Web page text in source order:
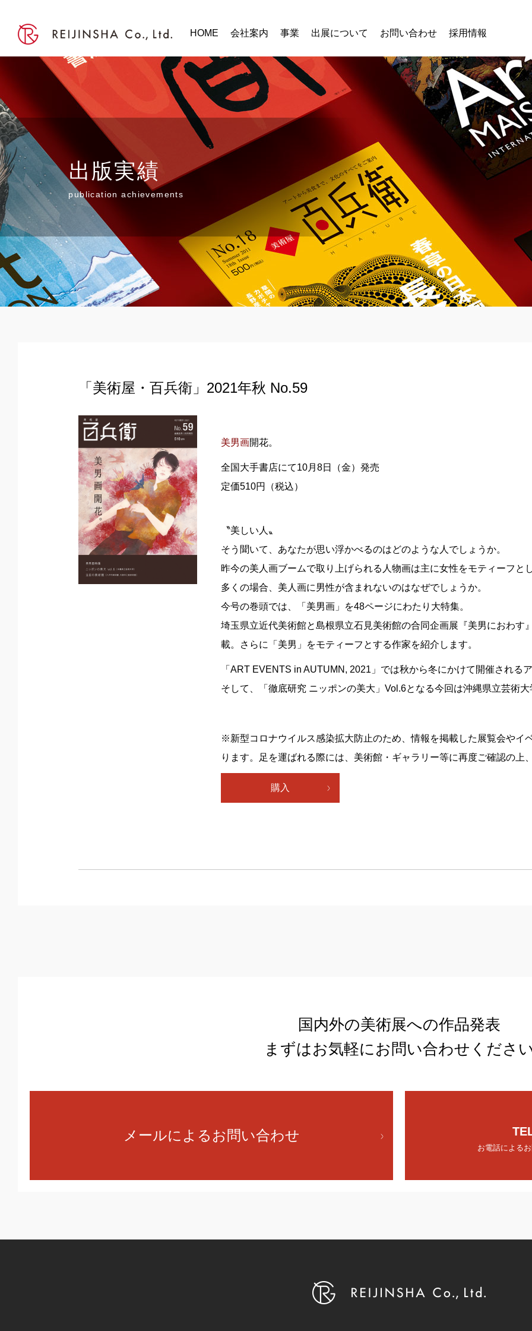
HOME 会社案内 事業 出展について お問い合わせ 採用情報
出版実績
publication achievements
「美術屋・百兵衛」2021年秋 No.59
美男画開花。
全国大手書店にて10月8日（金）発売
定価510円（税込）
〝美しい人〟
そう聞いて、あなたが思い浮かべるのはどのような人でしょうか。
昨今の美人画ブームで取り上げられる人物画は主に女性をモティーフと
多くの場合、美人画に男性が含まれないのはなぜでしょうか。
今号の巻頭では、「美男画」を48ページにわたり大特集。
埼玉県立近代美術館と島根県立石見美術館の合同企画展『美男におわす
載。さらに「美男」をモティーフとする作家を紹介します。
「ART EVENTS in AUTUMN, 2021」では秋から冬にかけて開催される
そして、「徹底研究 ニッポンの美大」Vol.6となる今回は沖縄県立芸術
※新型コロナウイルス感染拡大防止のため、情報を掲載した展覧会やイ
ります。足を運ばれる際には、美術館・ギャラリー等に再度ご確認の上
購入
国内外の美術展への作品発表
まずはお気軽にお問い合わせくださ
メールによるお問い合わせ
お電話による